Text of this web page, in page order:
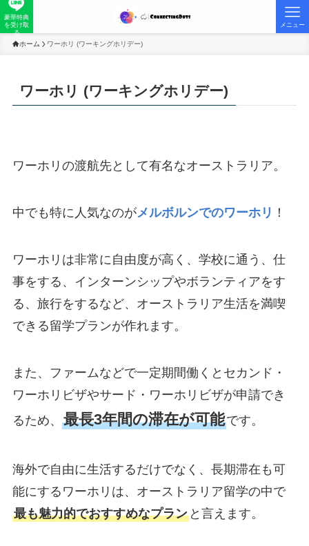
豪華特典
を受け取
る
メニュー
ホーム ワーホリ (ワーキングホリデー)
ワーホリ (ワーキングホリデー)
ワーホリの渡航先として有名なオーストラリア。
中でも特に人気なのがメルボルンでのワーホリ ！
ワーホリは非常に自由度が高く、学校に通う、仕
事をする、インターンシップやボランティアをす
る、旅行をするなど、オーストラリア生活を満喫
できる留学プランが作れます。
また、ファームなどで一定期間働くとセカンド・
ワーホリビザやサード・ワーホリビザが申請でき
るため、 最長3年間の滞在が可能です。
海外で自由に生活するだけでなく、長期滞在も可
能にするワーホリは、オーストラリア留学の中で
最も魅力的でおすすめなプランと言えます。